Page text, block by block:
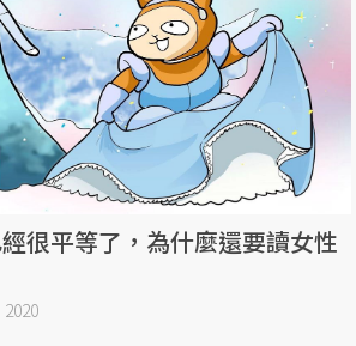
很平等了，為什麼還要讀女性
2020